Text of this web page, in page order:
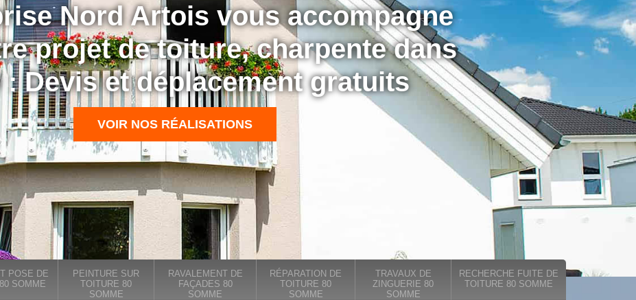
Nord Artois vous accompagne
projet de toiture, charpente dans
: Devis et déplacement gratuits
VOIR NOS RÉALISATIONS
POSE DE
SOMME
PEINTURE SUR
TOITURE 80
SOMME
RAVALEMENT DE
FAÇADES 80
SOMME
RÉPARATION DE
TOITURE 80
SOMME
TRAVAUX DE
ZINGUERIE 80
SOMME
RECHERCHE FUITE DE
TOITURE 80 SOMME